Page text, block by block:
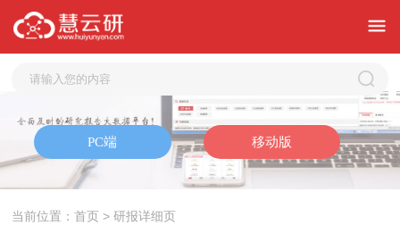
当前位置：首页 > 研报详细页